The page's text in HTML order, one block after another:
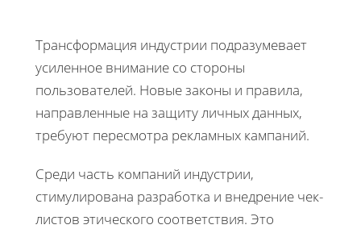
Трансформация индустрии подразумевает
усиленное внимание со стороны
пользователей. Новые законы и правила,
направленные на защиту личных данных,
требуют пересмотра рекламных кампаний.
Среди часть компаний индустрии,
стимулирована разработка и внедрение чек-
листов этического соответствия. Это